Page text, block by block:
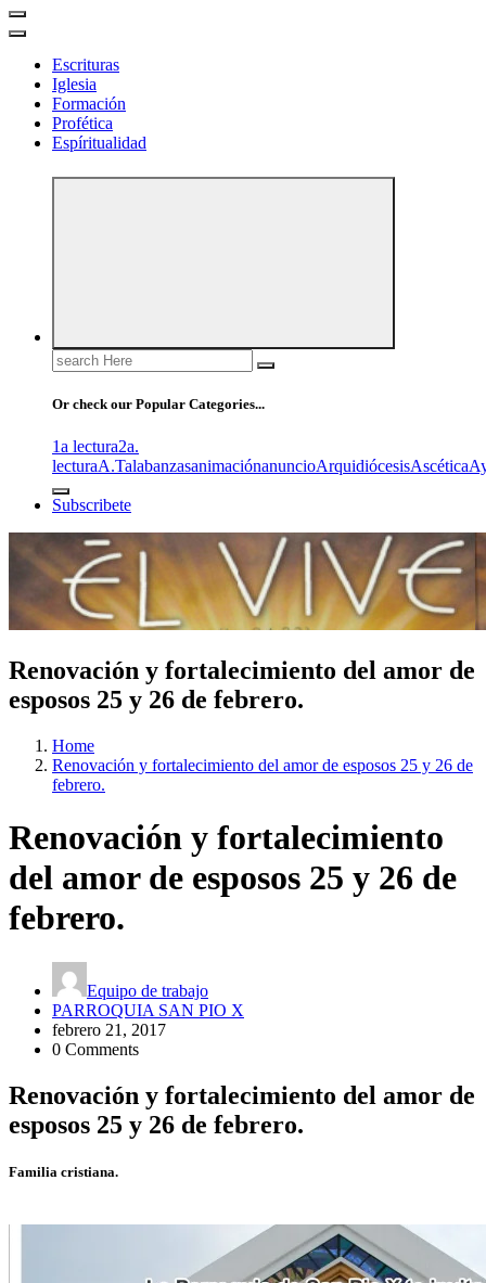
Escrituras
Iglesia
Formación
Profética
Espíritualidad
Search
for:
Or check our Popular Categories...
1a lectura2a.
lecturaA.TalabanzasanimaciónanuncioArquidiócesisAscética
Subscribete
Renovación y fortalecimiento del amor de
esposos 25 y 26 de febrero.
Home
Renovación y fortalecimiento del amor de esposos 25 y 26 de
febrero.
Renovación y fortalecimiento
del amor de esposos 25 y 26 de
febrero.
Equipo de trabajo
PARROQUIA SAN PIO X
febrero 21, 2017
0 Comments
Renovación y fortalecimiento del amor de
esposos 25 y 26 de febrero.
Familia cristiana.